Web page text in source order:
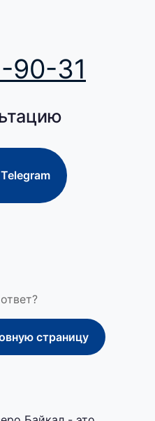
90-31
Telegram
страницу